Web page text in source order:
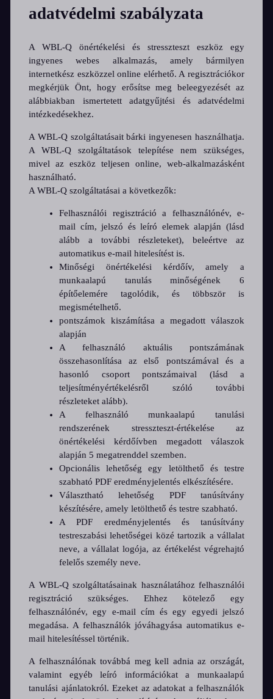
adatvédelmi szabályzata
A WBL-Q önértékelési és stresszteszt eszköz egy
ingyenes webes alkalmazás, amely bármilyen
internetkész eszközzel online elérhető. A regisztrációkor
megkérjük Önt, hogy erősítse meg beleegyezését az
alábbiakban ismertetett adatgyűjtési és adatvédelmi
intézkedésekhez.
A WBL-Q szolgáltatásait bárki ingyenesen használhatja.
A WBL-Q szolgáltatások telepítése nem szükséges,
mivel az eszköz teljesen online, web-alkalmazásként
használható.
A WBL-Q szolgáltatásai a következők:
Felhasználói regisztráció a felhasználónév, e-
mail cím, jelszó és leíró elemek alapján (lásd
alább a további részleteket), beleértve az
automatikus e-mail hitelesítést is.
Minőségi önértékelési kérdőív, amely a
munkaalapú tanulás minőségének 6
építőelemére tagolódik, és többször is
megismételhető.
pontszámok kiszámítása a megadott válaszok
alapján
A felhasználó aktuális pontszámának
összehasonlítása az első pontszámával és a
hasonló csoport pontszámaival (lásd a
teljesítményértékelésről szóló további
részleteket alább).
A felhasználó munkaalapú tanulási
rendszerének stresszteszt-értékelése az
önértékelési kérdőívben megadott válaszok
alapján 5 megatrenddel szemben.
Opcionális lehetőség egy letölthető és testre
szabható PDF eredményjelentés elkészítésére.
Választható lehetőség PDF tanúsítvány
készítésére, amely letölthető és testre szabható.
A PDF eredményjelentés és tanúsítvány
testreszabási lehetőségei közé tartozik a vállalat
neve, a vállalat logója, az értékelést végrehajtó
felelős személy neve.
A WBL-Q szolgáltatásainak használatához felhasználói
regisztráció szükséges. Ehhez kötelező egy
felhasználónév, egy e-mail cím és egy egyedi jelszó
megadása. A felhasználók jóváhagyása automatikus e-
mail hitelesítéssel történik.
A felhasználónak továbbá meg kell adnia az országát,
valamint egyéb leíró információkat a munkaalapú
tanulási ajánlatokról. Ezeket az adatokat a felhasználók